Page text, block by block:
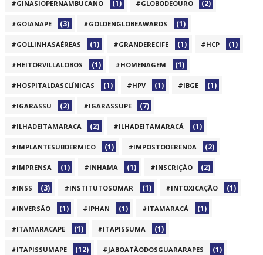
#GINASIOPERNAMBUCANO (1) #GLOBODEOURO (2)
#GOIANAPE (3) #GOLDENGLOBEAWARDS (1)
#GOLLINHASAÉREAS (1) #GRANDERECIFE (1) #HCP (1)
#HEITORVILLALOBOS (1) #HOMENAGEM (1)
#HOSPITALDASCLÍNICAS (1) #HPV (1) #IBGE (1)
#IGARASSU (2) #IGARASSUPE (7)
#ILHADEITAMARACA (2) #ILHADEITAMARACÁ (1)
#IMPLANTESUBDERMICO (1) #IMPOSTODERENDA (2)
#IMPRENSA (1) #INHAMA (1) #INSCRIÇÃO (2)
#INSS (3) #INSTITUTOSOMAR (1) #INTOXICAÇÃO (1)
#INVERSÃO (1) #IPHAN (1) #ITAMARACÁ (1)
#ITAMARACAPE (1) #ITAPISSUMA (1)
#ITAPISSUMAPE (12) #JABOATÃODOSGUARARAPES (1)